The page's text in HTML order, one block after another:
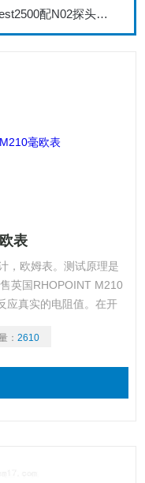
秋葵视频app女人的美容院 minitest2500配N02探头如何两点校准？
表
，欧姆表。测试原理是
售英国RHOPOINT M210
真实的电阻值。在开
低压电器的生产,检验和
： 2610